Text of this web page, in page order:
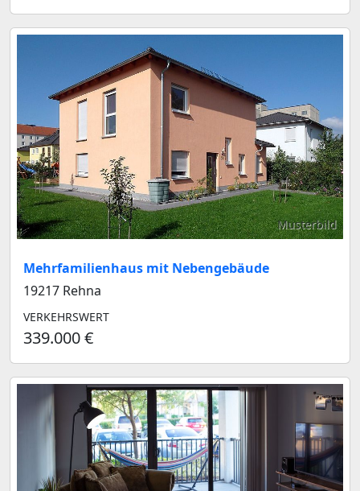
Musterbild
Mehrfamilienhaus mit Nebengebäude
19217 Rehna
VERKEHRSWERT
339.000 €